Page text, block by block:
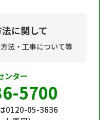
に関して
法・工事について等
ンター
5700
0120-05-3636